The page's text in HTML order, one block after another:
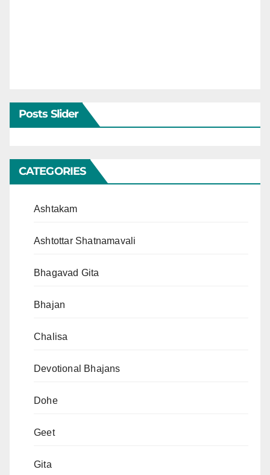
Posts Slider
CATEGORIES
Ashtakam
Ashtottar Shatnamavali
Bhagavad Gita
Bhajan
Chalisa
Devotional Bhajans
Dohe
Geet
Gita